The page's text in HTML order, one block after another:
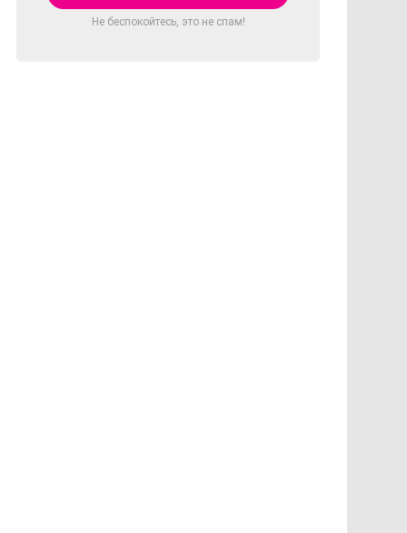
Не беспокойтесь, это не спам!